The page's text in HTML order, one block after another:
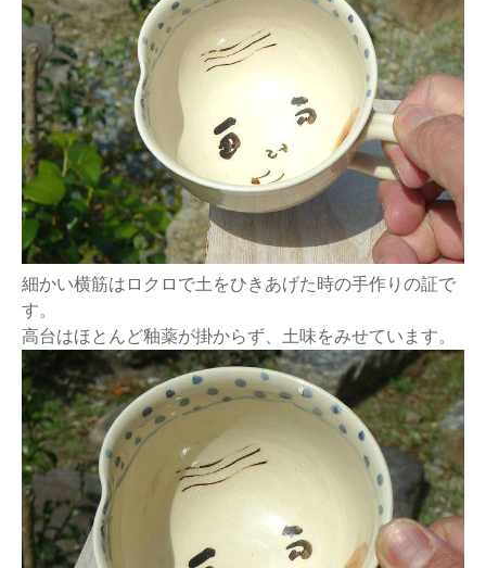
細かい横筋はロクロで土をひきあげた時の手作りの証で
す。
高台はほとんど釉薬が掛からず、土味をみせています。